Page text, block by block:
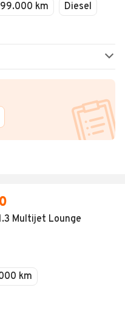
km
Diesel
Multijet Lounge
km